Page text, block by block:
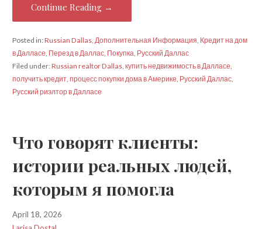
Continue Reading →
Posted in:Russian Dallas, Дополнительная Информация, Кредит на дом
в Далласе, Перезд в Даллас, Покупка, Русский Даллас
Filed under:Russian realtor Dallas, купить недвижимость в Далласе,
получить кредит, процесс покупки дома в Америке, Русский Даллас,
Русский риэлтор в Далласе
Что говорят клиенты:
истории реальных людей,
которым я помогла
April 18, 2026